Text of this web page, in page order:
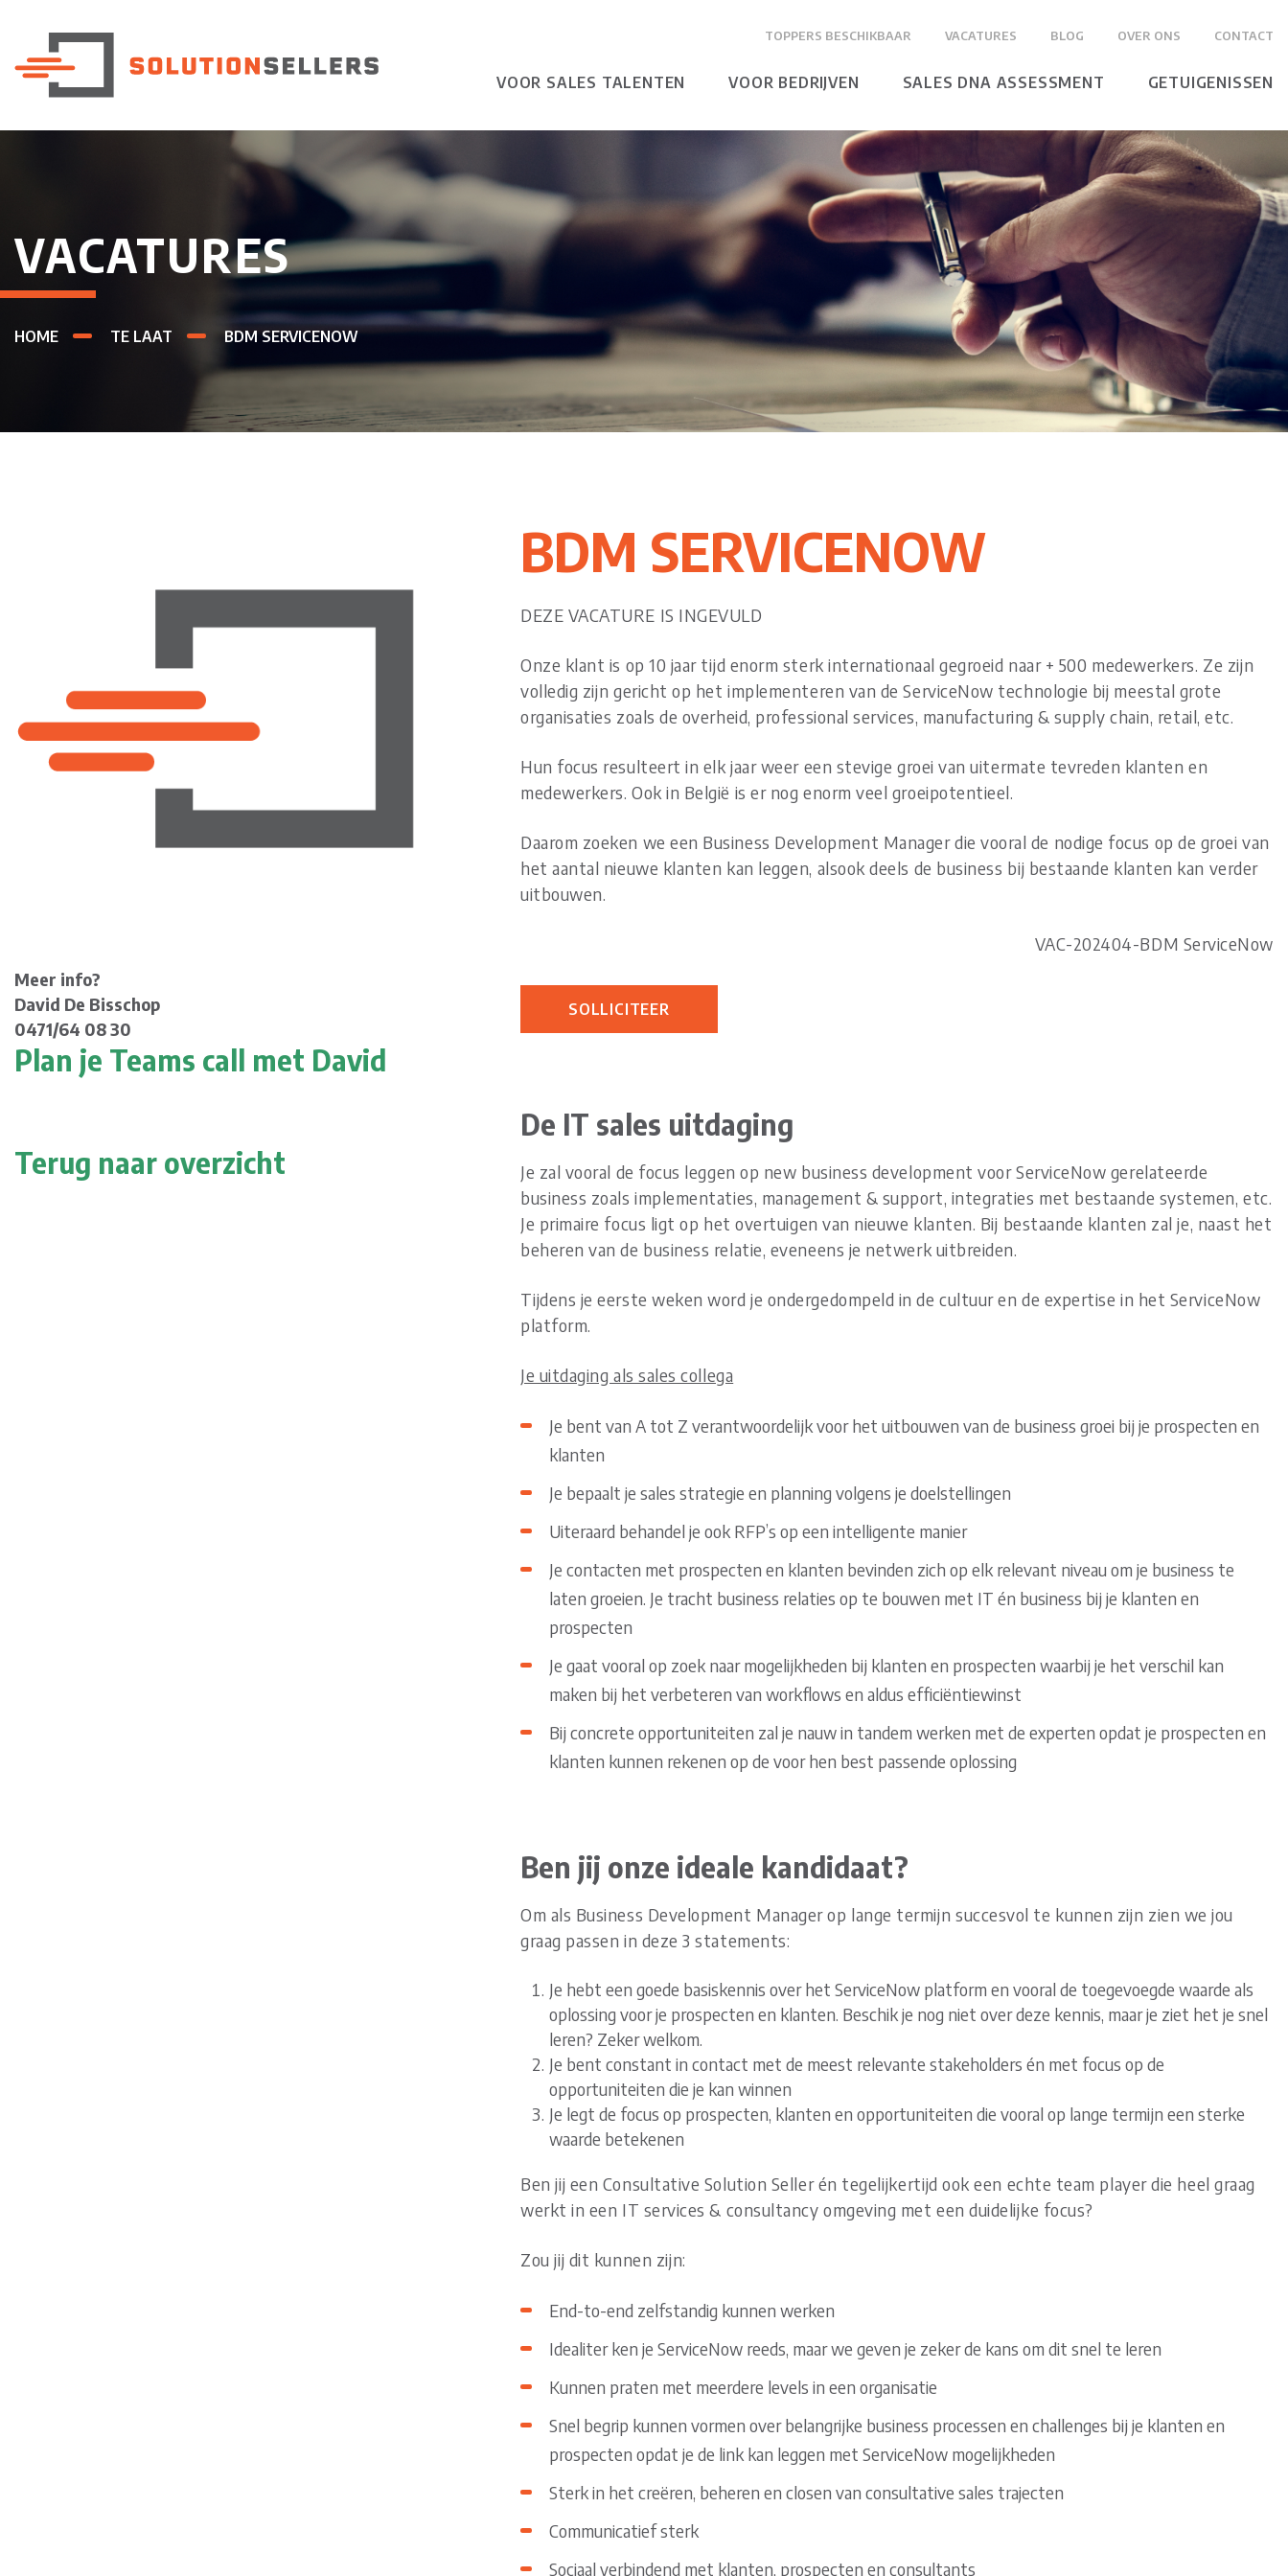
TOPPERS BESCHIKBAAR VACATURES BLOG OVER ONS CONTACT
VOOR SALES TALENTEN VOOR BEDRIJVEN SALES DNA ASSESSMENT GETUIGENISSEN
VACATURES
HOME TE LAAT BDM SERVICENOW
BDM SERVICENOW
DEZE VACATURE IS INGEVULD
Onze klant is op 10 jaar tijd enorm sterk internationaal gegroeid naar + 500 medewerkers. Ze zijn
volledig zijn gericht op het implementeren van de ServiceNow technologie bij meestal grote
organisaties zoals de overheid, professional services, manufacturing & supply chain, retail, etc.
Hun focus resulteert in elk jaar weer een stevige groei van uitermate tevreden klanten en
medewerkers. Ook in België is er nog enorm veel groeipotentieel.
Daarom zoeken we een Business Development Manager die vooral de nodige focus op de groei van
het aantal nieuwe klanten kan leggen, alsook deels de business bij bestaande klanten kan verder
uitbouwen.
VAC-202404-BDM ServiceNow
SOLLICITEER
De IT sales uitdaging
Je zal vooral de focus leggen op new business development voor ServiceNow gerelateerde
business zoals implementaties, management & support, integraties met bestaande systemen, etc.
Je primaire focus ligt op het overtuigen van nieuwe klanten. Bij bestaande klanten zal je, naast het
beheren van de business relatie, eveneens je netwerk uitbreiden.
Tijdens je eerste weken word je ondergedompeld in de cultuur en de expertise in het ServiceNow
platform.
Je uitdaging als sales collega
Je bent van A tot Z verantwoordelijk voor het uitbouwen van de business groei bij je prospecten en
klanten
Je bepaalt je sales strategie en planning volgens je doelstellingen
Uiteraard behandel je ook RFP’s op een intelligente manier
Je contacten met prospecten en klanten bevinden zich op elk relevant niveau om je business te
laten groeien. Je tracht business relaties op te bouwen met IT én business bij je klanten en
prospecten
Je gaat vooral op zoek naar mogelijkheden bij klanten en prospecten waarbij je het verschil kan
maken bij het verbeteren van workflows en aldus efficiëntiewinst
Bij concrete opportuniteiten zal je nauw in tandem werken met de experten opdat je prospecten en
klanten kunnen rekenen op de voor hen best passende oplossing
Ben jij onze ideale kandidaat?
Om als Business Development Manager op lange termijn succesvol te kunnen zijn zien we jou
graag passen in deze 3 statements:
Je hebt een goede basiskennis over het ServiceNow platform en vooral de toegevoegde waarde als
oplossing voor je prospecten en klanten. Beschik je nog niet over deze kennis, maar je ziet het je snel
leren? Zeker welkom.
Je bent constant in contact met de meest relevante stakeholders én met focus op de
opportuniteiten die je kan winnen
Je legt de focus op prospecten, klanten en opportuniteiten die vooral op lange termijn een sterke
waarde betekenen
Ben jij een Consultative Solution Seller én tegelijkertijd ook een echte team player die heel graag
werkt in een IT services & consultancy omgeving met een duidelijke focus?
Zou jij dit kunnen zijn:
End-to-end zelfstandig kunnen werken
Idealiter ken je ServiceNow reeds, maar we geven je zeker de kans om dit snel te leren
Kunnen praten met meerdere levels in een organisatie
Snel begrip kunnen vormen over belangrijke business processen en challenges bij je klanten en
prospecten opdat je de link kan leggen met ServiceNow mogelijkheden
Sterk in het creëren, beheren en closen van consultative sales trajecten
Communicatief sterk
Sociaal verbindend met klanten, prospecten en consultants
Meer info?
David De Bisschop
0471/64 08 30
Plan je Teams call met David
Terug naar overzicht